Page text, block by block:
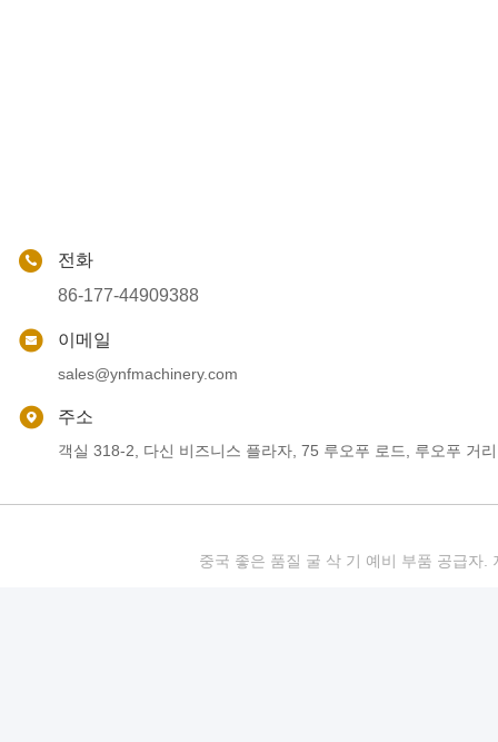
전화
86-177-44909388
이메일
sales@ynfmachinery.com
주소
객실 318-2, 다신 비즈니스 플라자, 75 루오푸 로드, 루오푸 거
중국 좋은 품질 굴 삭 기 예비 부품 공급자